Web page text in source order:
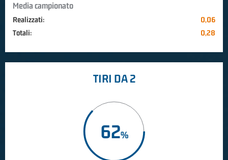
Media campionato
Realizzati:
0,06
Totali:
0,28
TIRI DA 2
62